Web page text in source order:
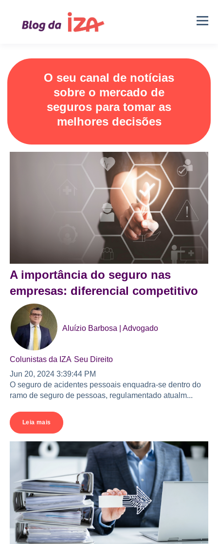
O seu canal de notícias
sobre o mercado de
seguros para tomar as
melhores decisões
A importância do seguro nas
empresas: diferencial competitivo
Aluízio Barbosa | Advogado
Colunistas da IZA Seu Direito
Jun 20, 2024 3:39:44 PM
O seguro de acidentes pessoais enquadra-se dentro do
ramo de seguro de pessoas, regulamentado atualm...
Leia mais